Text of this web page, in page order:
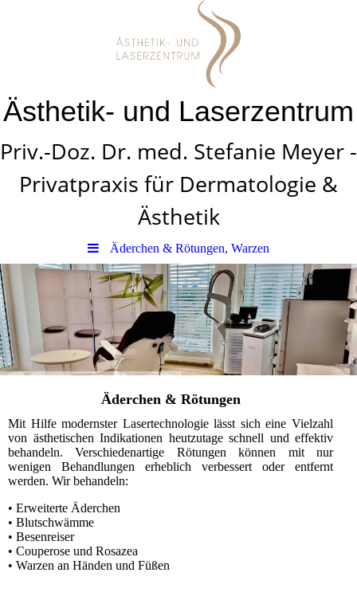
Ästhetik- und Laserzentrum
Priv.-Doz. Dr. med. Stefanie Meyer -
Privatpraxis für Dermatologie &
Ästhetik
Äderchen & Rötungen, Warzen
Äderchen & Rötungen
Mit Hilfe modernster Lasertechnologie lässt sich eine Vielzahl
von ästhetischen Indikationen heutzutage schnell und effektiv
behandeln. Verschiedenartige Rötungen können mit nur
wenigen Behandlungen erheblich verbessert oder entfernt
werden. Wir behandeln:
• Erweiterte Äderchen
• Blutschwämme
• Besenreiser
• Couperose und Rosazea
• Warzen an Händen und Füßen